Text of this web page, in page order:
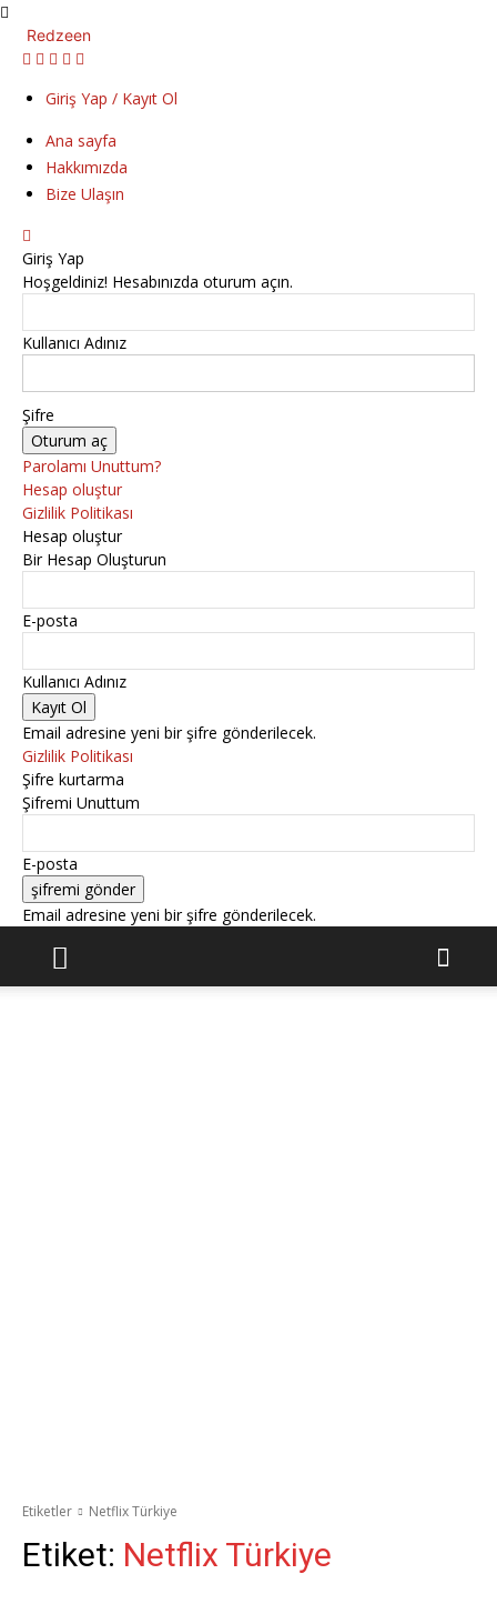
Redzeen
Giriş Yap / Kayıt Ol
Ana sayfa
Hakkımızda
Bize Ulaşın
Giriş Yap
Hoşgeldiniz! Hesabınızda oturum açın.
Kullanıcı Adınız
Şifre
Parolamı Unuttum?
Hesap oluştur
Gizlilik Politikası
Hesap oluştur
Bir Hesap Oluşturun
E-posta
Kullanıcı Adınız
Email adresine yeni bir şifre gönderilecek.
Gizlilik Politikası
Şifre kurtarma
Şifremi Unuttum
E-posta
Email adresine yeni bir şifre gönderilecek.
Etiketler Netflix Türkiye
Etiket: Netflix Türkiye